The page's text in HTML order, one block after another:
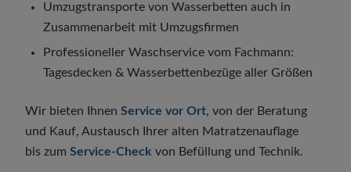
Umzugstransporte von Wasserbetten auch in
Zusammenarbeit mit Umzugsfirmen
Professioneller Waschservice vom Fachmann:
Tagesdecken & Wasserbettenbezüge aller Größen
Wir bieten IhnenService vor Ort, von der Beratung
und Kauf, Austausch Ihrer alten Matratzenauflage
bis zumService-Check von Befüllung und Technik.